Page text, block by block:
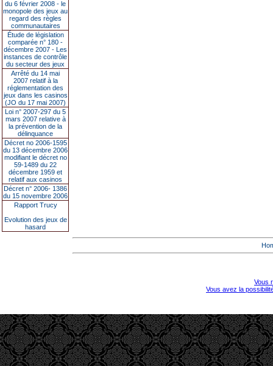
du 6 février 2008 - le
monopole des jeux au
regard des règles
communautaires
Étude de législation
comparée n° 180 -
décembre 2007 - Les
instances de contrôle
du secteur des jeux
Arrêté du 14 mai
2007 relatif à la
réglementation des
jeux dans les casinos
(JO du 17 mai 2007)
Loi n° 2007-297 du 5
mars 2007 relative à
la prévention de la
délinquance
Décret no 2006-1595
du 13 décembre 2006
modifiant le décret no
59-1489 du 22
décembre 1959 et
relatif aux casinos
Décret n° 2006- 1386
du 15 novembre 2006
Rapport Trucy
Evolution des jeux de
hasard
Vous
Vous avez la